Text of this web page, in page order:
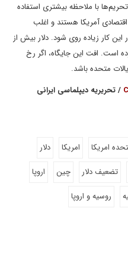
با ملاحظه بیشتری استفاده
آمریکا هستند و اغلب
این کار زیاده روی شود. دلار بیش از
است. افت این جایگاه، اگر رخ
متحده باشد.
/ تحریریه دیپلماسی ایرانی
امریکا امریکا
دلار
تضعیف دلار چین
اروپا
روسیه و اروپا